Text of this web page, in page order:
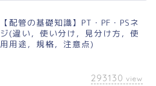
【配管の基礎知識】PT・PF・PSネ
ジ(違い，使い分け，見分け方，使
用用途，規格，注意点)
293130 view